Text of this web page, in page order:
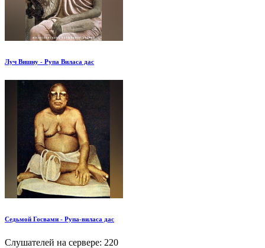
Луч Вишну - Рупа Виласа дас
Седьмой Госвами - Рупа-виласа дас
Слушателей на сервере: 220